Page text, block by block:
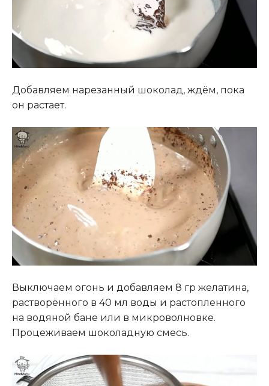
Добавляем нарезанный шоколад, ждём, пока
он растает.
Выключаем огонь и добавляем 8 гр желатина,
растворённого в 40 мл воды и растопленного
на водяной бане или в микроволновке.
Процеживаем шоколадную смесь.